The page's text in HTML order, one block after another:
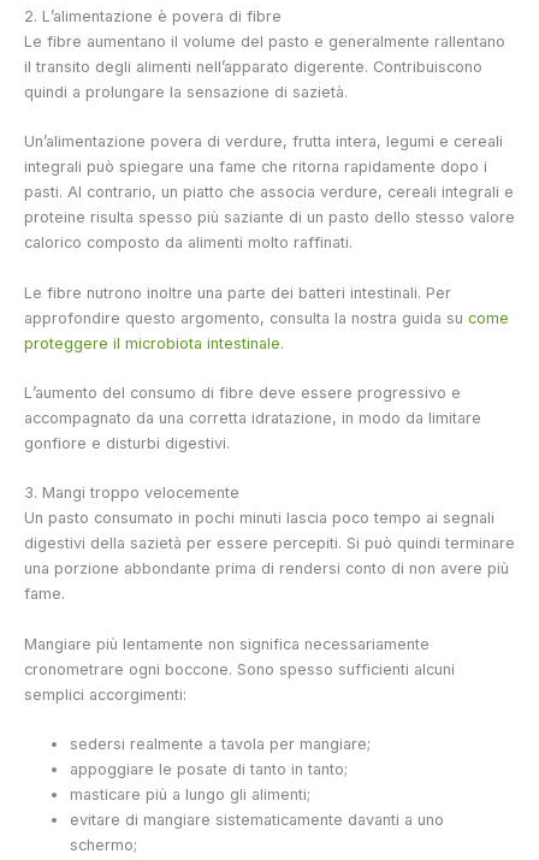
2. L’alimentazione è povera di fibre
Le fibre aumentano il volume del pasto e generalmente rallentano
il transito degli alimenti nell’apparato digerente. Contribuiscono
quindi a prolungare la sensazione di sazietà.
Un’alimentazione povera di verdure, frutta intera, legumi e cereali
integrali può spiegare una fame che ritorna rapidamente dopo i
pasti. Al contrario, un piatto che associa verdure, cereali integrali e
proteine risulta spesso più saziante di un pasto dello stesso valore
calorico composto da alimenti molto raffinati.
Le fibre nutrono inoltre una parte dei batteri intestinali. Per
approfondire questo argomento, consulta la nostra guida su come
proteggere il microbiota intestinale.
L’aumento del consumo di fibre deve essere progressivo e
accompagnato da una corretta idratazione, in modo da limitare
gonfiore e disturbi digestivi.
3. Mangi troppo velocemente
Un pasto consumato in pochi minuti lascia poco tempo ai segnali
digestivi della sazietà per essere percepiti. Si può quindi terminare
una porzione abbondante prima di rendersi conto di non avere più
fame.
Mangiare più lentamente non significa necessariamente
cronometrare ogni boccone. Sono spesso sufficienti alcuni
semplici accorgimenti:
sedersi realmente a tavola per mangiare;
appoggiare le posate di tanto in tanto;
masticare più a lungo gli alimenti;
evitare di mangiare sistematicamente davanti a uno
schermo;